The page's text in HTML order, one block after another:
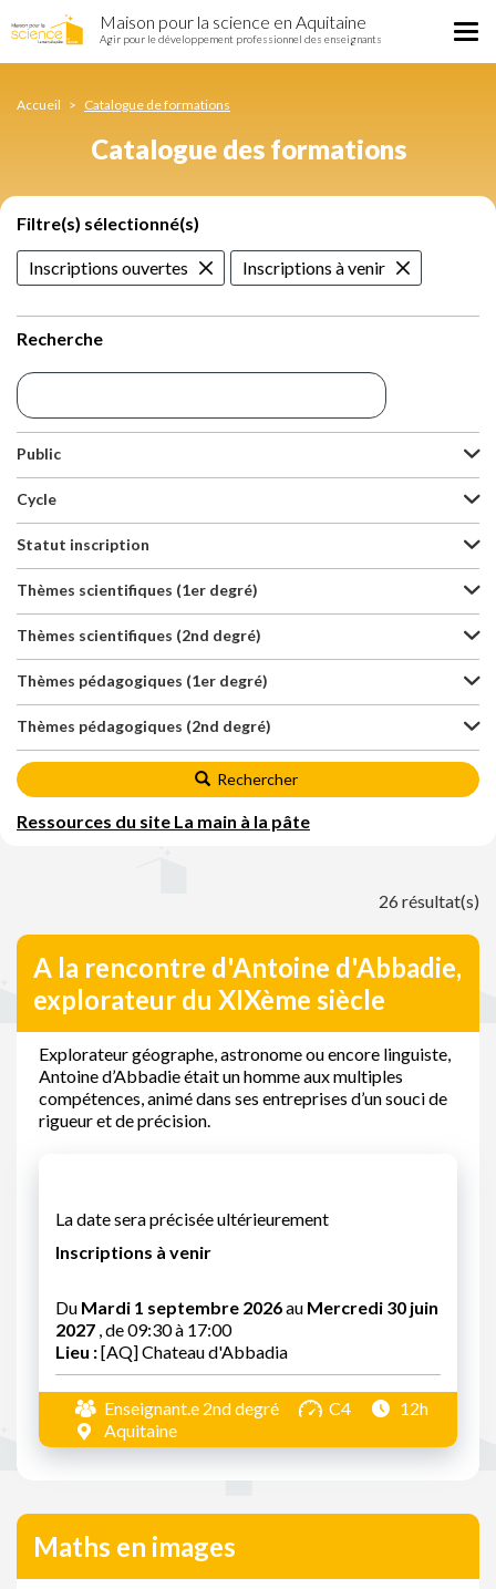
Catalogue
des
au
Maison pour la science en Aquitaine
Agir pour le développement professionnel des enseignants
Accueil Catalogue de formations
Catalogue des formations
Filtre(s) sélectionné(s)
Inscriptions ouvertes Inscriptions à venir
Recherche
Public
Cycle
Statut inscription
Thèmes scientifiques (1er degré)
Thèmes scientifiques (2nd degré)
Thèmes pédagogiques (1er degré)
Thèmes pédagogiques (2nd degré)
Rechercher
Ressources du site La main à la pâte
26 résultat(s)
A la rencontre d'Antoine d'Abbadie,
explorateur du XIXème siècle
Explorateur géographe, astronome ou encore linguiste,
Antoine d’Abbadie était un homme aux multiples
compétences, animé dans ses entreprises d’un souci de
rigueur et de précision.
La date sera précisée ultérieurement
Inscriptions à venir
Du Mardi 1 septembre 2026au Mercredi 30 juin
2027 , de 09:30 à 17:00
Lieu :[AQ] Chateau d'Abbadia
Enseignant.e 2nd degré C4
12h
Aquitaine
Maths en images